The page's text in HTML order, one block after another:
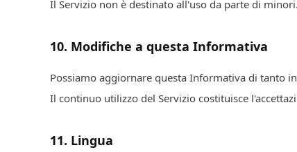
Il Servizio non è destinato all'uso da parte di
10. Modifiche a questa Informativa
Possiamo aggiornare questa Informativa di tanto
Il continuo utilizzo del Servizio costituisce
11. Lingua